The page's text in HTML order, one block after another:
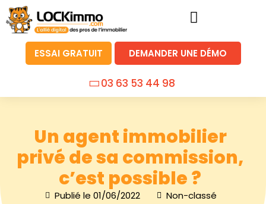
ESSAI GRATUIT DEMANDER UNE DÉMO
03 63 53 44 98
Un agent immobilier
privé de sa commission,
c’est possible ?
Publié le 01/06/2022 Non-classé